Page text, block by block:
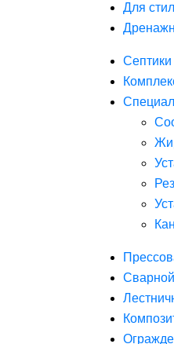
Для